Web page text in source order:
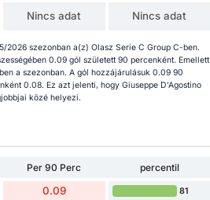
Nincs adat Nincs adat
2026 szezonban a(z) Olasz Serie C Group C-ben.
0.09 gól született 90 percenként. Emellett
a szezonban. A gól hozzájárulásuk 0.09 90
0.08. Ez azt jelenti, hogy Giuseppe D'Agostino
közé helyezi.
Per 90 Perc
percentil
0.09 81